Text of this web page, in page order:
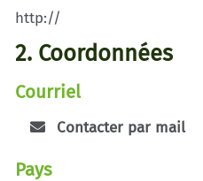
http://
2. Coordonnées
Courriel
Contacter par mail
Pays